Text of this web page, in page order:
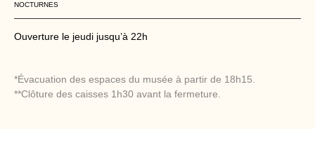
NOCTURNES
Ouverture le jeudi jusqu’à 22h
*Évacuation des espaces du musée à partir de 18h15.
**Clôture des caisses 1h30 avant la fermeture.